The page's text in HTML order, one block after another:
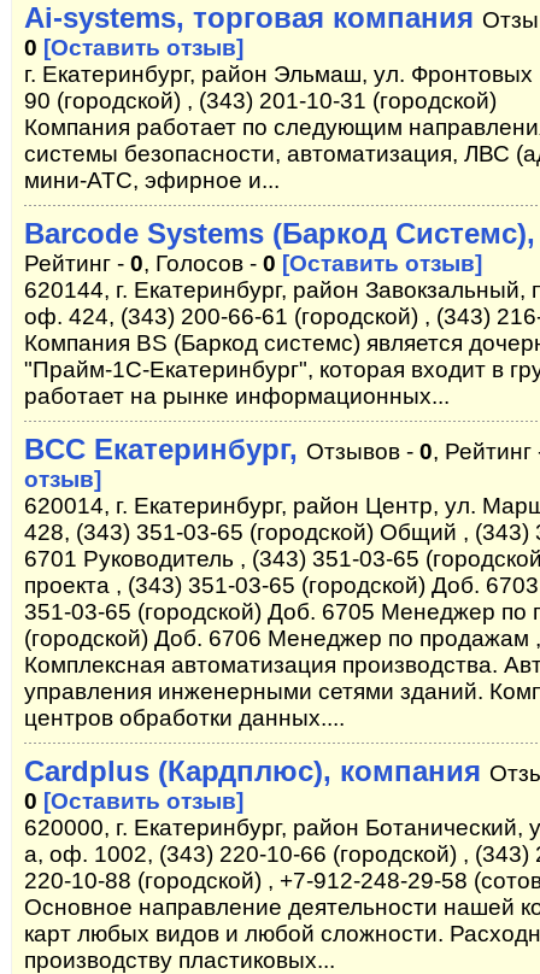
Ai-systems, торговая компания
0 [Оставить отзыв]
г. Екатеринбург, район Эльмаш, ул.
90 (городской) , (343) 201-10-31 (городской)
Компания работает по следующим
системы безопасности, автоматизация, ЛВС
мини-АТС, эфирное и...
Barcode Systems (Баркод
Рейтинг - 0, Голосов - 0 [Оставить отзыв]
620144, г. Екатеринбург, район Завокзальный,
оф. 424, (343) 200-66-61 (городской) , (343)
Компания BS (Баркод системс) является
"Прайм-1С-Екатеринбург", которая входит в
работает на рынке информационных...
BCC Екатеринбург, Отзывов - 0,
отзыв]
620014, г. Екатеринбург, район Центр, ул.
428, (343) 351-03-65 (городской) Общий , (343)
6701 Руководитель , (343) 351-03-65
проекта , (343) 351-03-65 (городской) Доб.
351-03-65 (городской) Доб. 6705 Менеджер по
(городской) Доб. 6706 Менеджер по продажам
Комплексная автоматизация производства.
управления инженерными сетями зданий.
центров обработки данных....
Cardplus (Кардплюс), компания
0 [Оставить отзыв]
620000, г. Екатеринбург, район Ботанический,
а, оф. 1002, (343) 220-10-66 (городской) , (343)
220-10-88 (городской) , +7-912-248-29-58
Основное направление деятельности нашей
карт любых видов и любой сложности.
производству пластиковых...